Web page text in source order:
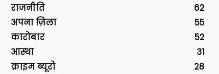
राजनीति
62
अपना ज़िला
55
कारोबार
52
आस्था
31
क्राइम ब्यूरो
28